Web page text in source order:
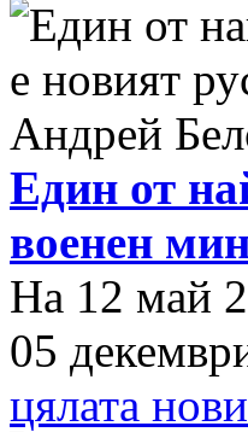
Един от
военен
На 12 май
05
цялата